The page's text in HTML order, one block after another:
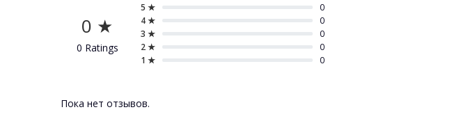
0 ★
0 Ratings
5 ★
0
4 ★
0
3 ★
0
2 ★
0
1 ★
0
Пока нет отзывов.